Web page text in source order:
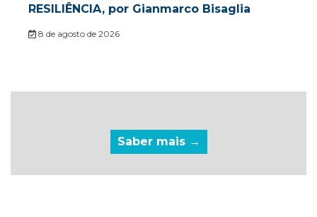
RESILIÊNCIA, por Gianmarco Bisaglia
8 de agosto de 2026
Saber mais →